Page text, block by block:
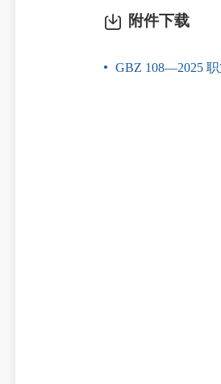
附件下载
GBZ 108—2025